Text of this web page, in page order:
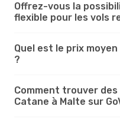
Offrez-vous la
flexible pour les vols
Quel est le prix
?
Comment trouver des
Catane à Malte sur